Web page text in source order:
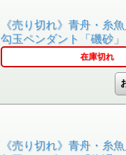
《売り切れ》青舟・糸
勾玉ペンダント「磯砂」
在庫切れ
《売り切れ》青舟・糸